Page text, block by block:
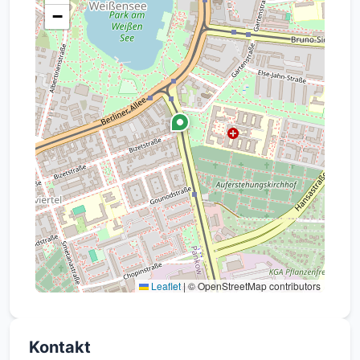
sich auf einen Flur, 3
Zimmer, Küche, Badezimmer.
Die Wohnung ist vermietet!
−
Leaflet|© OpenStreetMap contributors
Kontakt